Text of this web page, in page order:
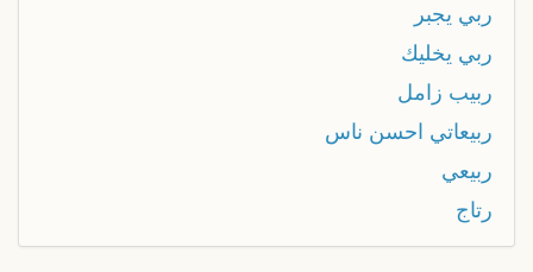
ربي يجبر
ربي يخليك
ربيب زامل
ربيعاتي احسن ناس
ربيعي
رتاج